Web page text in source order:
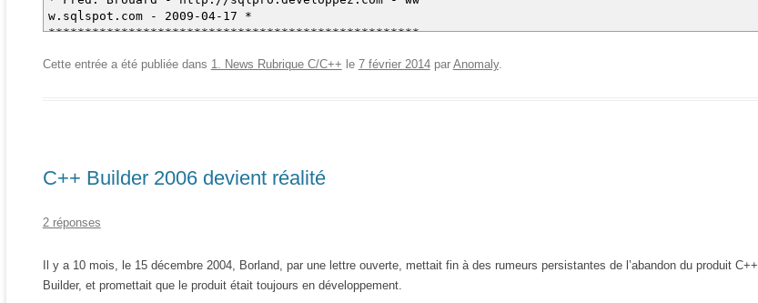
w.sqlspot.com - 2009-04-17 *
***************************************************
BEGIN
END;
@MOT VARCHAR(128), -- mot découpé
@J INT, -- boucle sur caractère
de césure
@JMIN INT, -- premier caractère de
Cette entrée a été publiée dans 1. News Rubrique C/C++ le 7 février 2014 par Anomaly.
C++ Builder 2006 devient réalité
2 réponses
Il y a 10 mois, le 15 décembre 2004, Borland, par une lettre ouverte, mettait fin à des rumeurs persistantes de l’abandon du produit C++
Builder, et promettait que le produit était toujours en développement.